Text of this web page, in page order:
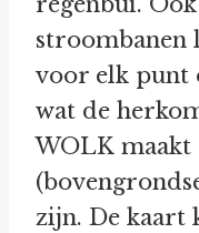
stroombanen
voor elk punt
wat de
WOLK
zijn. De kaart